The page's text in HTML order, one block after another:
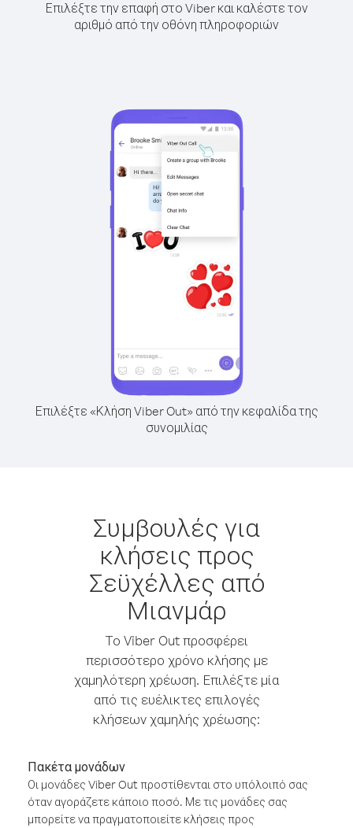
Επιλέξτε την επαφή στο Viber και καλέστε τον
αριθμό από την οθόνη πληροφοριών
Επιλέξτε «Κλήση Viber Out» από την κεφαλίδα της
συνομιλίας
Συμβουλές για
κλήσεις προς
Σεϋχέλλες από
Μιανμάρ
Το Viber Out προσφέρει
περισσότερο χρόνο κλήσης με
χαμηλότερη χρέωση. Επιλέξτε μία
από τις ευέλικτες επιλογές
κλήσεων χαμηλής χρέωσης:
Πακέτα μονάδων
Οι μονάδες Viber Out προστίθενται στο υπόλοιπό σας
όταν αγοράζετε κάποιο ποσό. Με τις μονάδες σας
μπορείτε να πραγματοποιείτε κλήσεις προς